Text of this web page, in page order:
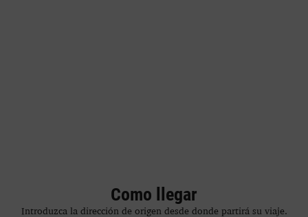
Como llegar
Introduzca la dirección de origen desde donde partirá su viaje.